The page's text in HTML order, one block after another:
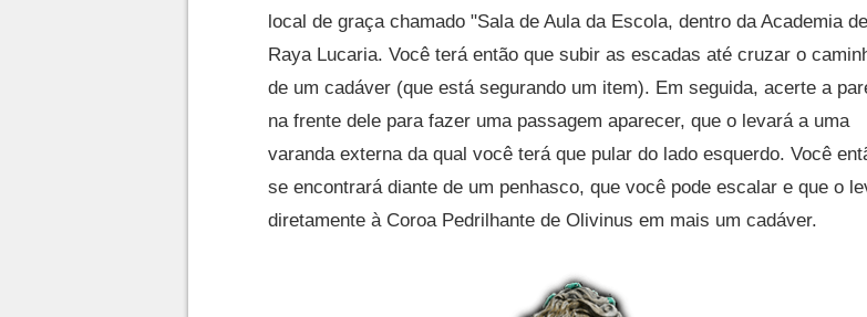
local de graça chamado "Sala de Aula da Escola, dentro da Academia de
Raya Lucaria. Você terá então que subir as escadas até cruzar o
de um cadáver (que está segurando um item). Em seguida, acerte a
na frente dele para fazer uma passagem aparecer, que o levará a uma
varanda externa da qual você terá que pular do lado esquerdo. Você
se encontrará diante de um penhasco, que você pode escalar e que o
diretamente à Coroa Pedrilhante de Olivinus em mais um cadáver.